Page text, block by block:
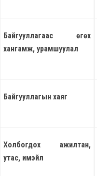
Байгууллагаас өгөх
хангамж, урамшуулал
Байгууллагын хаяг
Холбогдох ажилтан,
утас, имэйл